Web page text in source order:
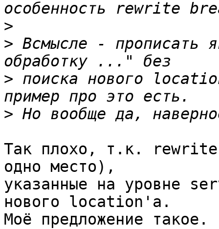
>
> Всмысле - прописать
> поиска нового
>
Так плохо, т.к.
одно место),
указанные на уровне
нового location'а.
Моё предложение такое.